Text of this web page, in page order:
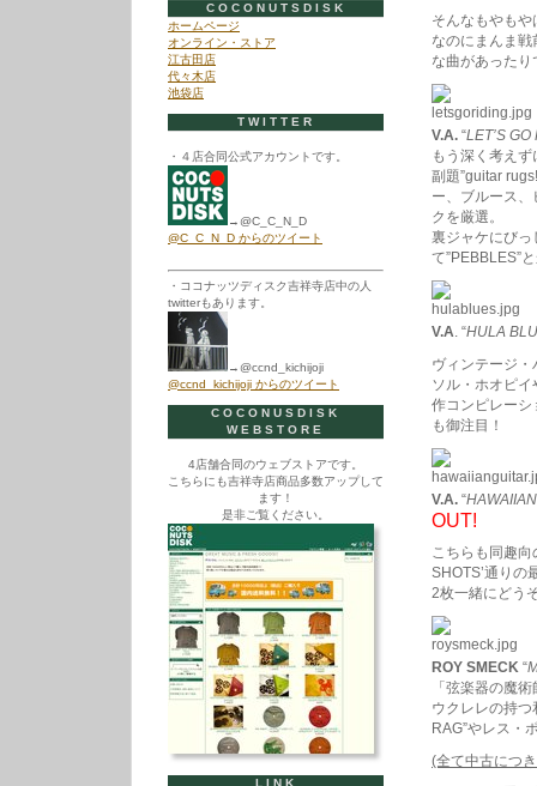
そんなもやも
なのにまんま戦
な曲があった
V.A. “LET’S GO
もう深く考え
副題”guitar
ー、ブルース
クを厳選。
裏ジャケにびっ
て”PEBBLES”
V.A. “HULA
ヴィンテージ
ソル・ホオピ
作コンピレーシ
も御注目！
V.A. “
OUT!
こちらも同趣向
SHOTS’通りの
2枚一緒にどう
ROY SMECK “
「弦楽器の魔
ウクレレの持
RAG”やレス・
(全て中古につ
COCONUTSDISK
ホームページ
オンライン・ストア
江古田店
代々木店
池袋店
TWITTER
・４店合同公式アカウントです。
→@C_C_N_D
@C_C_N_D からのツイート
・ココナッツディスク吉祥寺店中の人
twitterもあります。
→@ccnd_kichijoji
@ccnd_kichijoji からのツイート
COCONUSDISK
WEBSTORE
4店舗合同のウェブストアです。
こちらにも吉祥寺店商品多数アップして
ます！
是非ご覧ください。
LINK